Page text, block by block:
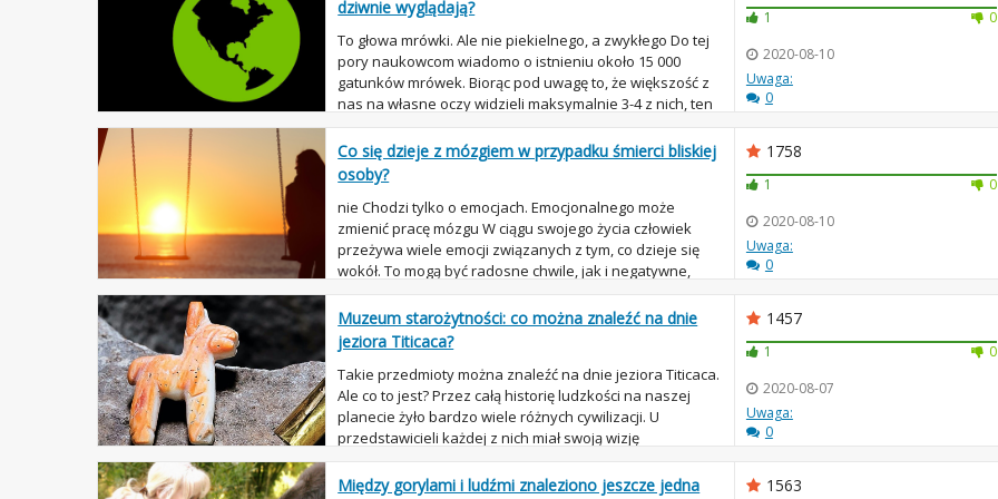
dziwnie wyglądają?
To głowa mrówki. Ale nie piekielnego, a zwykłego Do tej
pory naukowcom wiadomo o istnieniu około 15 000
gatunków mrówek. Biorąc pod uwagę to, że większość z
nas na własne oczy widzieli maksymalnie 3-4 z nich, ten
fakt dla niektóry...
1
0
2020-08-10
Uwaga:
0
Co się dzieje z mózgiem w przypadku śmierci bliskiej
osoby?
nie Chodzi tylko o emocjach. Emocjonalnego może
zmienić pracę mózgu W ciągu swojego życia człowiek
przeżywa wiele emocji związanych z tym, co dzieje się
wokół. To mogą być radosne chwile, jak i negatywne,
które są na ogół ludzie s...
1758
1
0
2020-08-10
Uwaga:
0
Muzeum starożytności: co można znaleźć na dnie
jeziora Titicaca?
Takie przedmioty można znaleźć na dnie jeziora Titicaca.
Ale co to jest? Przez całą historię ludzkości na naszej
planecie żyło bardzo wiele różnych cywilizacji. U
przedstawicieli każdej z nich miał swoją wizję
pochodzenia Ziemi i ...
1457
1
0
2020-08-07
Uwaga:
0
Między gorylami i ludźmi znaleziono jeszcze jedna
1563